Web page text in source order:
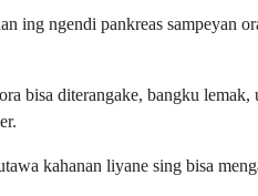
ing ngendi pankreas sampeyan
bisa diterangake, bangku
kahanan liyane sing bisa